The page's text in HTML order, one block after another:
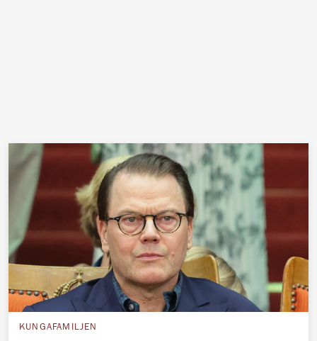
KUNGAFAMILJEN